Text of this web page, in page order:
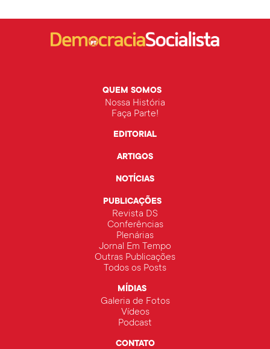
QUEM SOMOS
Nossa História
Faça Parte!
EDITORIAL
ARTIGOS
NOTÍCIAS
PUBLICAÇÕES
Revista DS
Conferências
Plenárias
Jornal Em Tempo
Outras Publicações
Todos os Posts
MÍDIAS
Galeria de Fotos
Vídeos
Podcast
CONTATO